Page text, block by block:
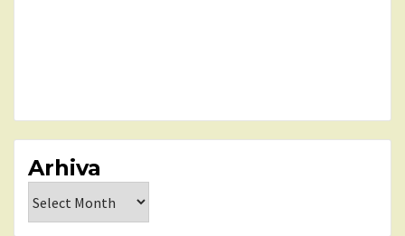
Arhiva